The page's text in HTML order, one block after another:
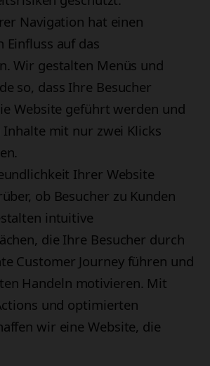
Navigation hat einen
Einfluss auf das
Wir gestalten Menüs und
so, dass Ihre Besucher
Website geführt werden und
mit nur zwei Klicks
Ihrer Website
ob Besucher zu Kunden
intuitive
die Ihre Besucher durch
Customer Journey führen und
Handeln motivieren. Mit
und optimierten
wir eine Website, die